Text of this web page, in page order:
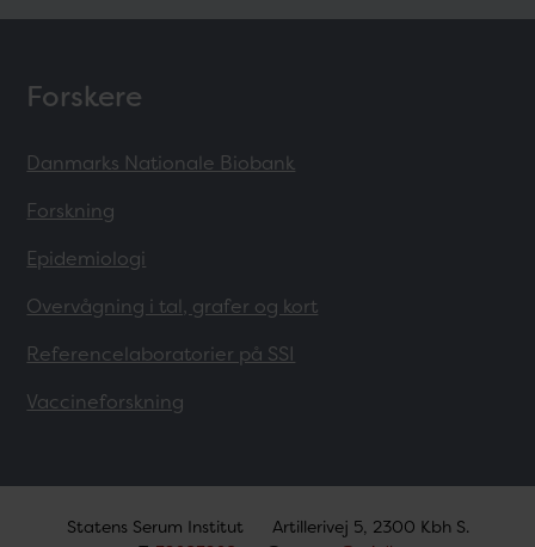
Forskere
Danmarks Nationale Biobank
Forskning
Epidemiologi
Overvågning i tal, grafer og kort
Referencelaboratorier på SSI
Vaccineforskning
Statens Serum Institut
Artillerivej 5, 2300 Kbh S.